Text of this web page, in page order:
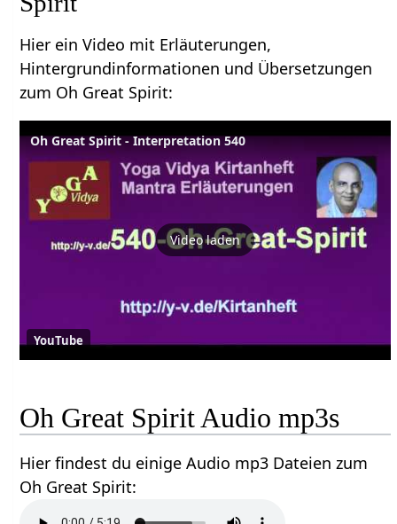
Hier ein Video mit Erläuterungen,
Hintergrundinformationen und Übersetzungen
zum Oh Great Spirit:
Oh Great Spirit - Interpretation 540
Video laden
YouTube
Oh Great Spirit Audio mp3s
Hier findest du einige Audio mp3 Dateien zum
Oh Great Spirit: